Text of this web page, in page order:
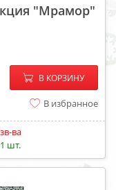
"Мрамор"
− +
В КОРЗИНУ
В избранное
ва
шт.